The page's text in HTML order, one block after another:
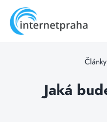
content
Jaká